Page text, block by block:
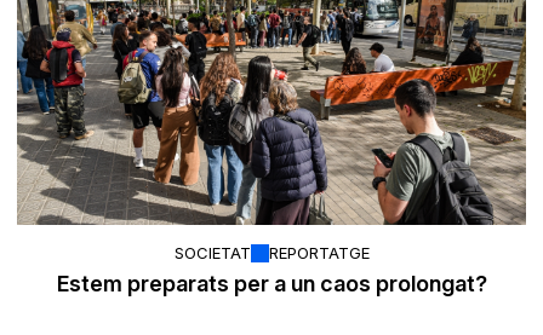
SOCIETAT REPORTATGE
Estem preparats per a un caos prolongat?